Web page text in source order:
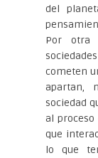
del
Por otra
cometen
apartan,
sociedad
al proceso
que
lo que